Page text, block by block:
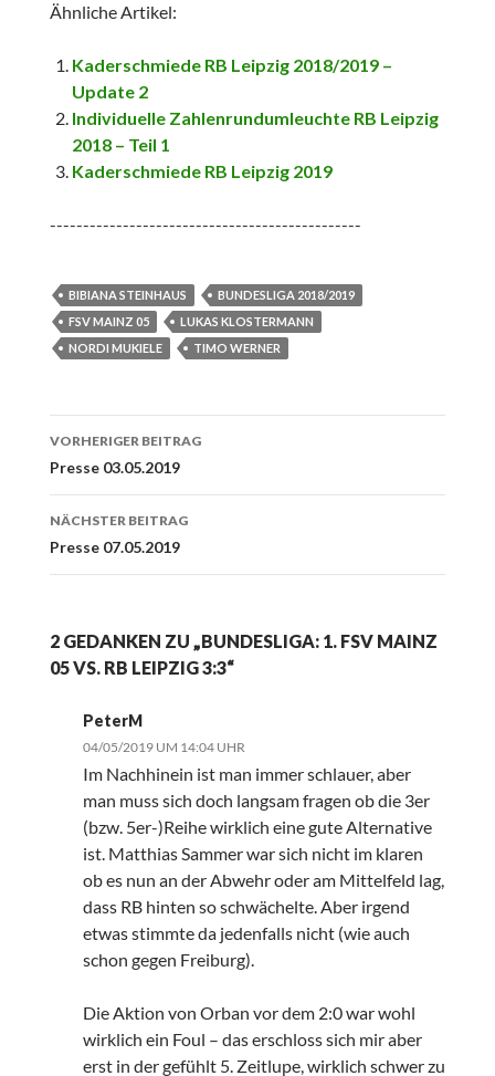
Ähnliche Artikel:
Kaderschmiede RB Leipzig 2018/2019 –
Update 2
Individuelle Zahlenrundumleuchte RB Leipzig
2018 – Teil 1
Kaderschmiede RB Leipzig 2019
-----------------------------------------------
BIBIANA STEINHAUS
BUNDESLIGA 2018/2019
FSV MAINZ 05
LUKAS KLOSTERMANN
NORDI MUKIELE
TIMO WERNER
Beitrags-
Navigation
VORHERIGER BEITRAG
Presse 03.05.2019
NÄCHSTER BEITRAG
Presse 07.05.2019
2 GEDANKEN ZU „BUNDESLIGA: 1. FSV MAINZ
05 VS. RB LEIPZIG 3:3“
PeterM
04/05/2019 UM 14:04 UHR
Im Nachhinein ist man immer schlauer, aber
man muss sich doch langsam fragen ob die 3er
(bzw. 5er-)Reihe wirklich eine gute Alternative
ist. Matthias Sammer war sich nicht im klaren
ob es nun an der Abwehr oder am Mittelfeld lag,
dass RB hinten so schwächelte. Aber irgend
etwas stimmte da jedenfalls nicht (wie auch
schon gegen Freiburg).
Die Aktion von Orban vor dem 2:0 war wohl
wirklich ein Foul – das erschloss sich mir aber
erst in der gefühlt 5. Zeitlupe, wirklich schwer zu